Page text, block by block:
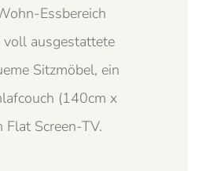
Essbereich
voll ausgestattete
Sitzmöbel, ein
(140cm x
Screen-TV.